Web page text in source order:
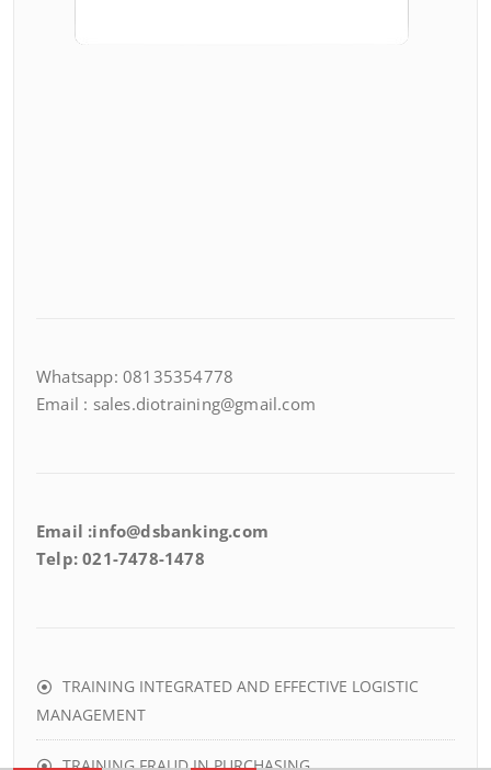
Whatsapp: 08135354778
Email : sales.diotraining@gmail.com
Email :info@dsbanking.com
Telp: 021-7478-1478
TRAINING INTEGRATED AND EFFECTIVE LOGISTIC
MANAGEMENT
TRAINING FRAUD IN PURCHASING